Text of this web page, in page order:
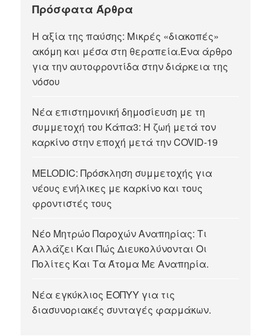
Πρόσφατα Άρθρα
Η αξία της παύσης: Μικρές «διακοπές»
ακόμη και μέσα στη θεραπεία.Ένα άρθρο
για την αυτοφροντίδα στην διάρκεια της
νόσου
Νέα επιστημονική δημοσίευση με τη
συμμετοχή του Κάπα3: Η ζωή μετά τον
καρκίνο στην εποχή μετά την COVID-19
MELODIC: Πρόσκληση συμμετοχής για
νέους ενήλικες με καρκίνο και τους
φροντιστές τους
Νέο Μητρώο Παροχών Αναπηρίας: Τι
Αλλάζει Και Πώς Διευκολύνονται Οι
Πολίτες Και Τα Άτομα Με Αναπηρία.
Νέα εγκύκλιος ΕΟΠΥΥ για τις
διασυνοριακές συνταγές φαρμάκων.